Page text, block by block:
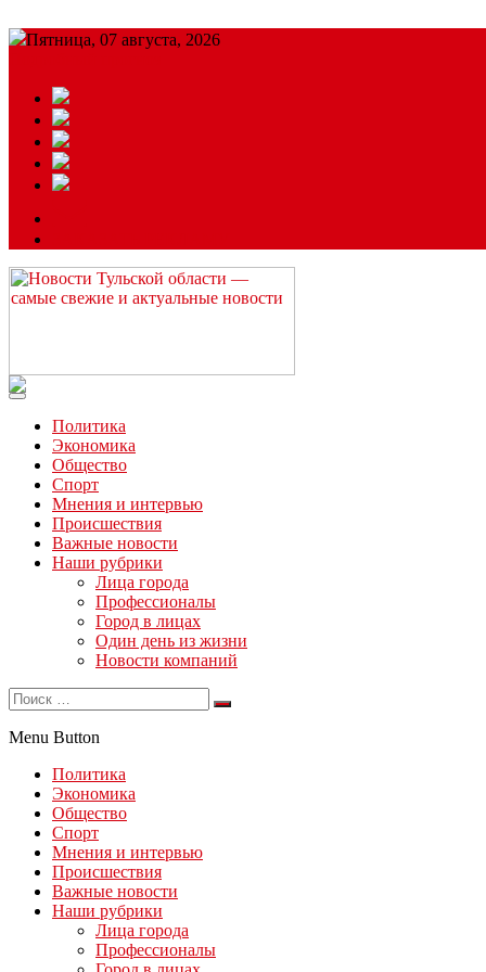
Пятница, 07 августа, 2026
Читайте последние новости дня в Тульской области на сайте
Политика
Экономика
Общество
Спорт
Мнения и интервью
Происшествия
Важные новости
Наши рубрики
Лица города
Профессионалы
Город в лицах
Один день из жизни
Новости компаний
Menu Button
Политика
Экономика
Общество
Спорт
Мнения и интервью
Происшествия
Важные новости
Наши рубрики
Лица города
Профессионалы